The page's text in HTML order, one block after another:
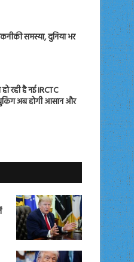
समस्या, दुनिया भर
रही है नई IRCTC
अब होगी आसान और